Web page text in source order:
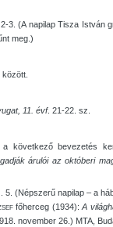
3. (A napilap Tisza István
meg.)
között.
11. évf. 21-22. sz.
következő bevezetés
árulói az októberi
5. (Népszerű napilap – a
főherceg (1934):A
november 26.) MTA,